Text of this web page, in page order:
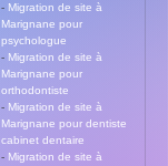
- Migration de site à
Marignane pour
psychologue
- Migration de site à
Marignane pour
orthodontiste
- Migration de site à
Marignane pour dentiste
cabinet dentaire
- Migration de site à